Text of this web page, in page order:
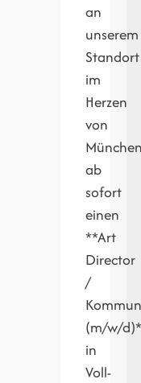
an
unserem
Standort
im
Herzen
von
ab
sofort
einen
**Art
Director
/
(m/w/
in
Voll-